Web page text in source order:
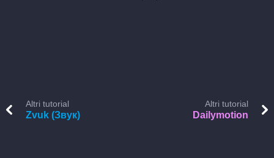
Altri tutorial
Zvuk (Звук)
Altri tutorial
Dailymotion